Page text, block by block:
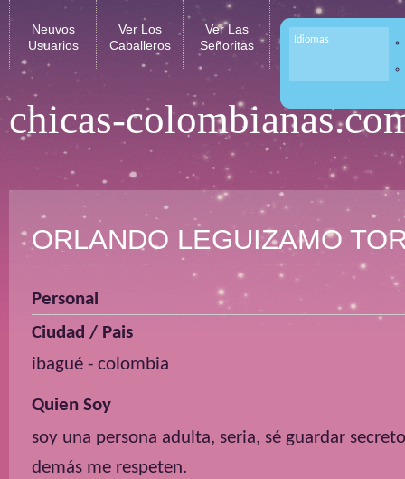
chicas-
Neuvos
Usuarios
Ver Los
Caballeros
Ver Las
Señoritas
Idiomas
ORLANDO LEGUIZAMO
Personal
Ciudad / Pais
ibagué - colombia
Quien Soy
soy una persona adulta, seria, sé guardar
demás me respeten.